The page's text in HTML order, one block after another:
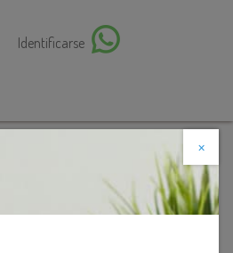
Identificarse
×
Descuento web
Plata (180Mm)